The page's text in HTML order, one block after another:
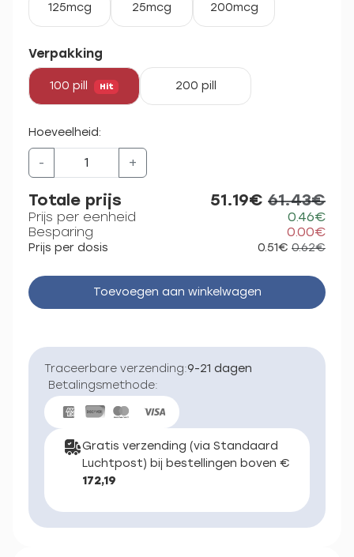
125mcg 25mcg 200mcg
Verpakking
100 pill Hit 200 pill
Hoeveelheid:
- +
Totale prijs 51.19€ 61.43€
Prijs per eenheid
0.46€
Besparing
0.00€
Prijs per dosis 0.51€ 0.62€
Toevoegen aan winkelwagen
Traceerbare verzending:9-21 dagen
Betalingsmethode:
Gratis verzending (via Standaard
Luchtpost) bij bestellingen boven €
172,19